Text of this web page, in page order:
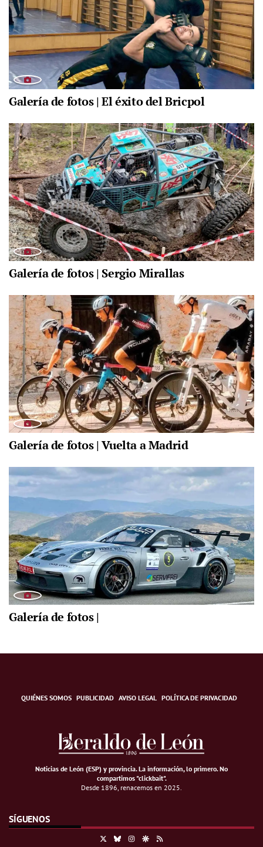
Galería de fotos | El éxito del Bricpol
Galería de fotos | Sergio Mirallas
Galería de fotos | Vuelta a Madrid
Galería de fotos |
QUIÉNES SOMOS PUBLICIDAD AVISO LEGAL POLÍTICA DE PRIVACIDAD
Noticias de León (ESP) y provincia. La información, lo primero.No
compartimos "clickbait".
Desde 1896, renacemos en 2025.
SÍGUENOS
BlueskyInstagramGoogle Discover